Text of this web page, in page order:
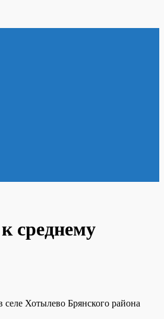
среднему
Хотылево Брянского района